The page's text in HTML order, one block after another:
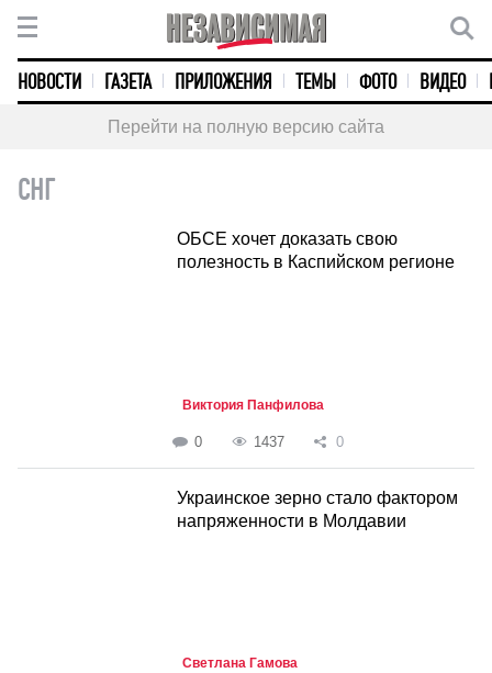
НОВОСТИ ГАЗЕТА ПРИЛОЖЕНИЯ ТЕМЫ ФОТО ВИДЕО
Перейти на полную версию сайта
СНГ
ОБСЕ хочет доказать свою
полезность в Каспийском регионе
Виктория Панфилова
0 1437 0
Украинское зерно стало фактором
напряженности в Молдавии
Светлана Гамова